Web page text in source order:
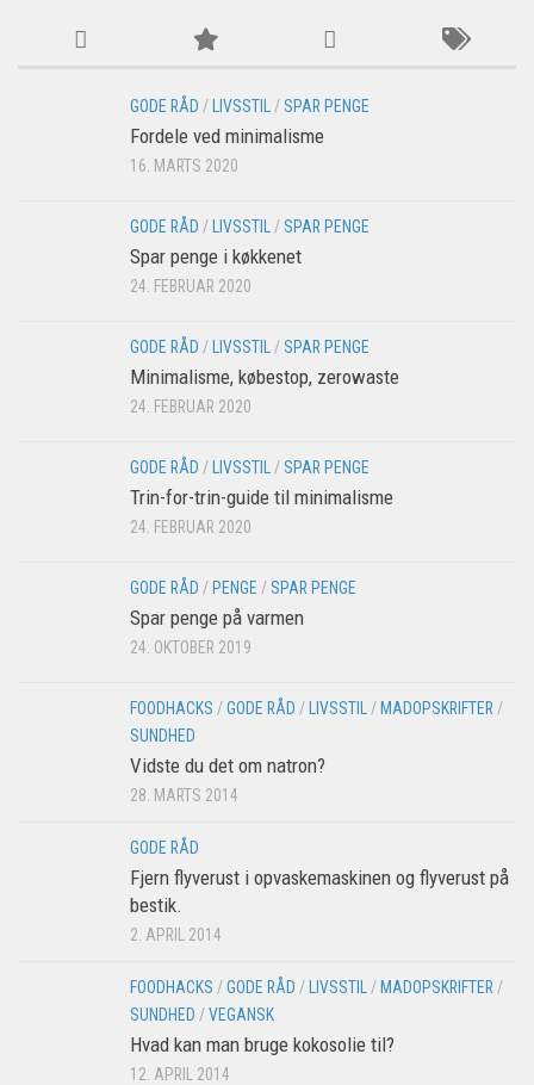
GODE RÅD / LIVSSTIL / SPAR PENGE
Fordele ved minimalisme
16. MARTS 2020
GODE RÅD / LIVSSTIL / SPAR PENGE
Spar penge i køkkenet
24. FEBRUAR 2020
GODE RÅD / LIVSSTIL / SPAR PENGE
Minimalisme, købestop, zerowaste
24. FEBRUAR 2020
GODE RÅD / LIVSSTIL / SPAR PENGE
Trin-for-trin-guide til minimalisme
24. FEBRUAR 2020
GODE RÅD / PENGE / SPAR PENGE
Spar penge på varmen
24. OKTOBER 2019
FOODHACKS /GODE RÅD / LIVSSTIL / MADOPSKRIFTER /
SUNDHED
Vidste du det om natron?
28. MARTS 2014
GODE RÅD
Fjern flyverust i opvaskemaskinen og flyverust på
bestik.
2. APRIL 2014
FOODHACKS /GODE RÅD / LIVSSTIL / MADOPSKRIFTER /
SUNDHED /VEGANSK
Hvad kan man bruge kokosolie til?
12. APRIL 2014